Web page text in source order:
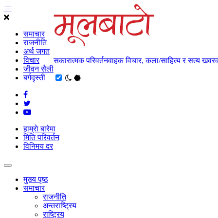
समाचार
राजनीति
अर्थ जगत
विचार
जीवन सैली
बर्गदृस्ती
सकारात्मक परिवर्तनवाहक विचार, कला/साहित्य र सत्य
हाम्राे बारेमा
मिति परिवर्तन
विनिमय दर
मुख्य पृष्ठ
समाचार
राजनीति
अन्तराष्ट्रिय
राष्ट्रिय